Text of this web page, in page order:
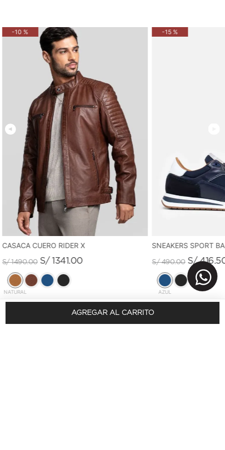
AGREGAR AL CARRITO
-10 %
CASACA CUERO RIDER X
S/ 1490.00 S/ 1341.00
NATURAL
-15 %
SNEAKERS SPORT
S/ 490.00 S/ 416.
AZUL